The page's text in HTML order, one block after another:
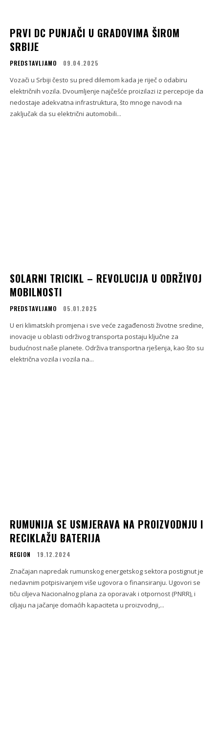
PRVI DC PUNJAČI U GRADOVIMA ŠIROM
SRBIJE
PREDSTAVLJAMO 09.04.2025
Vozači u Srbiji često su pred dilemom kada je riječ o odabiru
električnih vozila. Dvoumljenje najčešće proizilazi iz percepcije da
nedostaje adekvatna infrastruktura, što mnoge navodi na
zaključak da su električni automobili...
SOLARNI TRICIKL – REVOLUCIJA U ODRŽIVOJ
MOBILNOSTI
PREDSTAVLJAMO 05.01.2025
U eri klimatskih promjena i sve veće zagađenosti životne sredine,
inovacije u oblasti održivog transporta postaju ključne za
budućnost naše planete. Održiva transportna rješenja, kao što su
električna vozila i vozila na...
RUMUNIJA SE USMJERAVA NA PROIZVODNJU I
RECIKLAŽU BATERIJA
REGION 19.12.2024
Značajan napredak rumunskog energetskog sektora postignut je
nedavnim potpisivanjem više ugovora o finansiranju. Ugovori se
tiču ciljeva Nacionalnog plana za oporavak i otpornost (PNRR), i
ciljaju na jačanje domaćih kapaciteta u proizvodnji,...